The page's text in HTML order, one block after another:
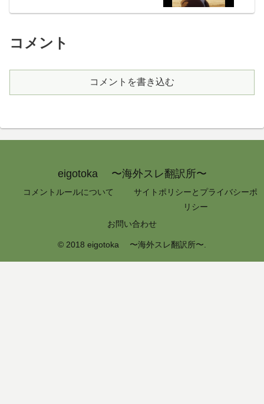
コメント
コメントを書き込む
eigotoka 〜海外スレ翻訳所〜
コメントルールについて
サイトポリシーとプライバシーポ
リシー
お問い合わせ
© 2018 eigotoka 〜海外スレ翻訳所〜.